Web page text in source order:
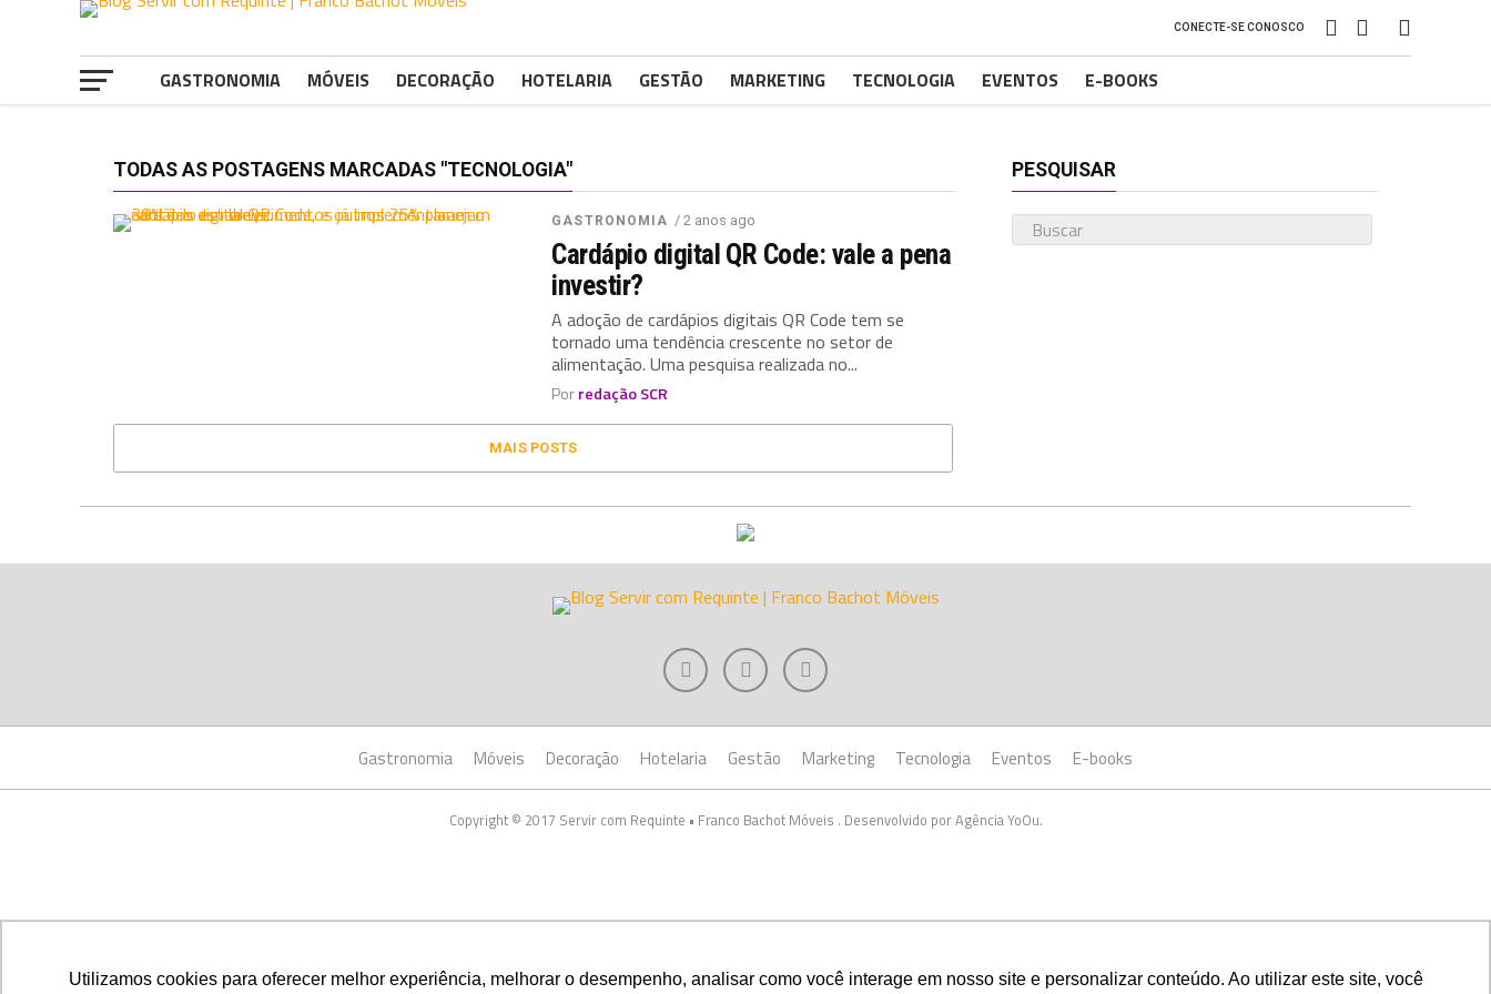
Utilizamos cookies para oferecer melhor experiência, melhorar o desempenho, analisar como você interage em nosso site e personalizar conteúdo. Ao utilizar este site, você
CONECTE-SE CONOSCO
GASTRONOMIA MÓVEIS DECORAÇÃO HOTELARIA GESTÃO MARKETING TECNOLOGIA EVENTOS E-BOOKS
TODAS AS POSTAGENS MARCADAS "TECNOLOGIA"
GASTRONOMIA / 2 anos ago
Cardápio digital QR Code: vale a pena
investir?
A adoção de cardápios digitais QR Code tem se
tornado uma tendência crescente no setor de
alimentação. Uma pesquisa realizada no...
Porredação SCR
MAIS POSTS
PESQUISAR
Gastronomia Móveis Decoração Hotelaria Gestão Marketing Tecnologia Eventos E-books
Copyright © 2017 Servir com Requinte • Franco Bachot Móveis . Desenvolvido por Agência YoOu.